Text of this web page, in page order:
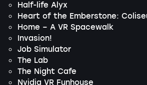
Half-life Alyx
Heart of the Emberstone:
Home – A VR Spacewalk
Invasion!
Job Simulator
The Lab
The Night Cafe